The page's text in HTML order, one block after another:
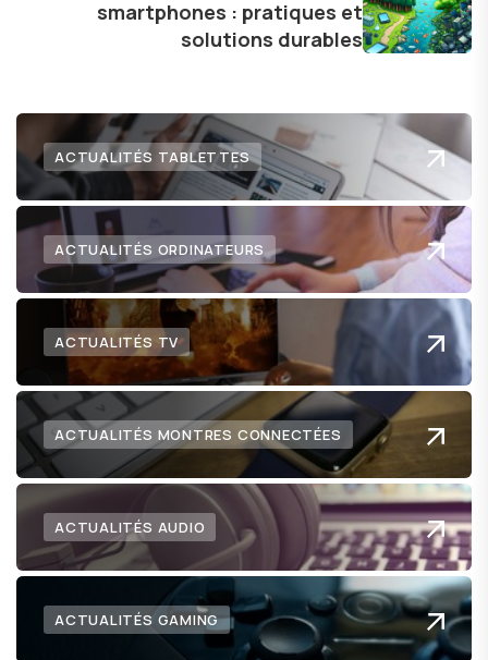
lecteurs un aperçu captivant de ce que le futur
smartphones : pratiques et
solutions durables
ACTUALITÉS TABLETTES
ACTUALITÉS ORDINATEURS
ACTUALITÉS TV
ACTUALITÉS MONTRES CONNECTÉES
ACTUALITÉS AUDIO
ACTUALITÉS GAMING